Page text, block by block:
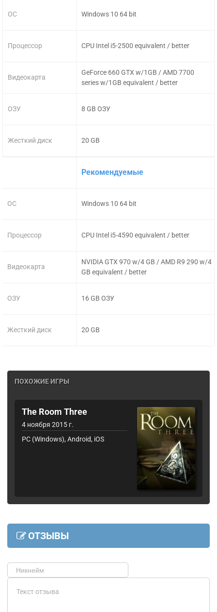
ОС
Процессор
Видеокарта
ОЗУ
Жесткий диск
Windows 10 64 bit
CPU Intel i5-2500 equivalent / better
GeForce 660 GTX w/1GB / AMD 7700
series w/1GB equivalent / better
8 GB ОЗУ
20 GB
ОС
Процессор
Видеокарта
ОЗУ
Жесткий диск
Рекомендуемые
Windows 10 64 bit
CPU Intel i5-4590 equivalent / better
NVIDIA GTX 970 w/4 GB / AMD R9 290 w/4
GB equivalent / better
16 GB ОЗУ
20 GB
ПОХОЖИЕ ИГРЫ
The Room Three
4 ноября 2015 г.
PC (Windows), Android, iOS
ОТЗЫВЫ